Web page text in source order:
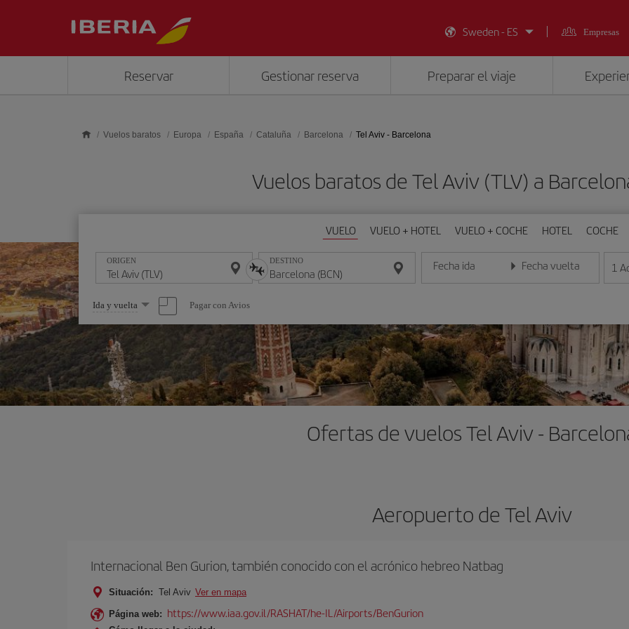
Sweden - ES
Empresas
Reservar Gestionar reserva Preparar el viaje
Vuelos baratos Europa España Cataluña Barcelona Tel Aviv - Barcelona
Vuelos baratos de Tel Aviv (TLV) a
VUELO VUELO + HOTEL VUELO + COCHE HOTEL COCHE
ORIGEN DESTINO Fecha ida
Introduce la fecha en formato día/mes/año
Fecha vuelta
Introduce la fecha en 1
Seleccione
una
opción
Ida y vuelta Pagar con Avios
Ofertas de vuelos Tel Aviv -
Aeropuerto de Tel Aviv
Internacional Ben Gurion, también conocido con el acrónico hebreo Natbag
Situación: Tel Aviv Ver en mapa
Página web: https://www.iaa.gov.il/RASHAT/he-IL/Airports/BenGurion